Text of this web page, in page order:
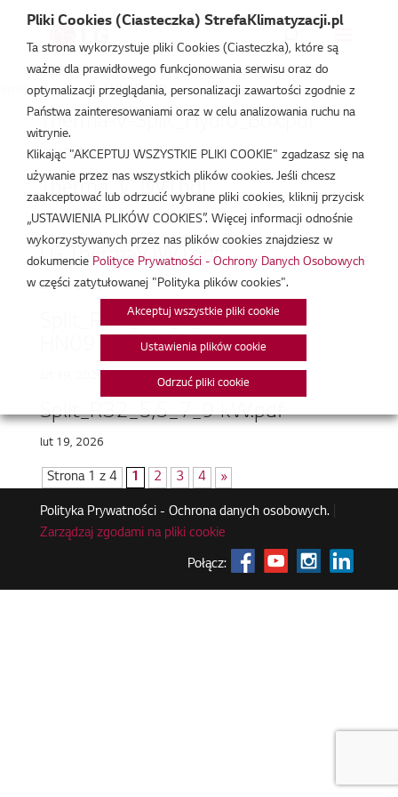
Strefa Klimatyzacji /HU051MR
Therma-V-Split_Hydro_Box.pdf
lut 19, 2026
Therma_V_IWT.pdf
lut 19, 2026
LG ThermaV IWT.pdf
lut 19, 2026
Split_R32_5,5_7_9kW
HN091MR.NK5.pdf
Split_R32_5,5_7_9 kW.pdf
lut 19, 2026
Strona 1 z 4 1 2 3 4 »
Polityka Prywatności - Ochrona danych osobowych.|
Zarządzaj zgodami na pliki cookie
Połącz:
Pliki Cookies (Ciasteczka) StrefaKlimatyzacji.pl
Ta strona wykorzystuje pliki Cookies (Ciasteczka), które są
ważne dla prawidłowego funkcjonowania serwisu oraz do
optymalizacji przeglądania, personalizacji zawartości zgodnie z
Państwa zainteresowaniami oraz w celu analizowania ruchu na
witrynie.
Klikając "AKCEPTUJ WSZYSTKIE PLIKI COOKIE" zgadzasz się na
używanie przez nas wszystkich plików cookies. Jeśli chcesz
zaakceptować lub odrzucić wybrane pliki cookies, kliknij przycisk
„USTAWIENIA PLIKÓW COOKIES”. Więcej informacji odnośnie
wykorzystywanych przez nas plików cookies znajdziesz w
dokumencie Polityce Prywatności - Ochrony Danych Osobowych
w części zatytułowanej "Polityka plików cookies".
Akceptuj wszystkie pliki cookie
Ustawienia plików cookie
Odrzuć pliki cookie